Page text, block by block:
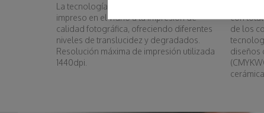
La tecnología Imagik equipara el diseño
impreso en el vidrio a la impresión de
calidad fotográfica, ofreciendo diferentes
niveles de translucidez y degradados.
Resolución máxima de impresión utilizada
1440dpi.
con
de los
diseños